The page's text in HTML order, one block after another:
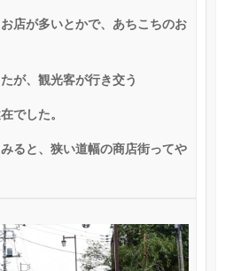
店が多いとかで、あちこちのお
が、観光客が行き交う
でした。
ると、狭い道幅の商店街ってや